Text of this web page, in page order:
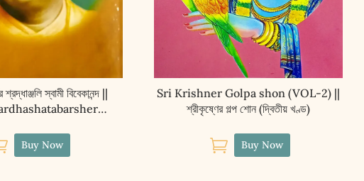
শ্রদ্ধাঞ্জলি স্বামী বিবেকানন্দ ||
Buy Now
Sri Krishner Golpa shon (VOL-2) ||
শ্রীকৃষ্ণের গল্প শোন (দ্বিতীয় খণ্ড)
 Buy Now